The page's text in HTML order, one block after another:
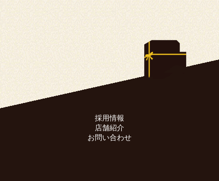
採用情報
店舗紹介
お問い合わせ